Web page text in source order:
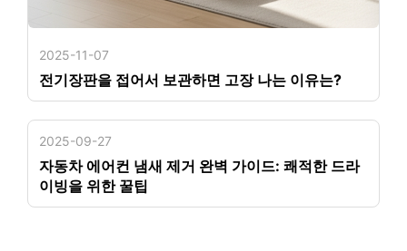
2025-11-07
전기장판을 접어서 보관하면 고장 나는 이유는?
2025-09-27
자동차 에어컨 냄새 제거 완벽 가이드: 쾌적한 드라
이빙을 위한 꿀팁